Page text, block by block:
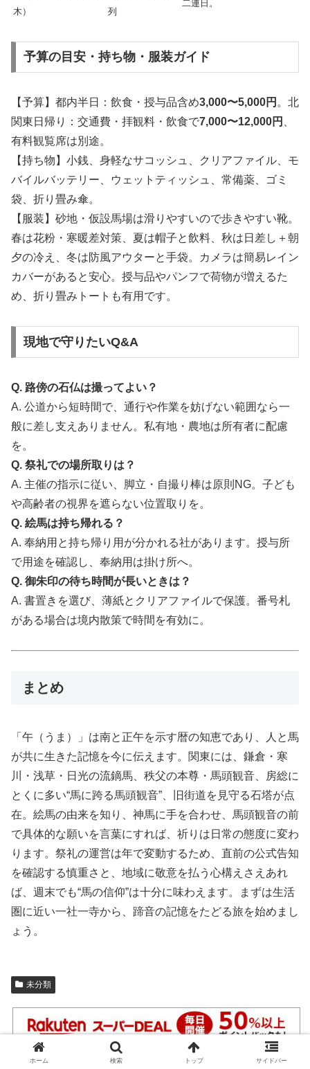
木）
列
二連日。
予算の目安・持ち物・服装ガイド
【予算】都内半日：飲食・授与品含め3,000〜5,000円 。北
関東日帰り：交通費・拝観料・飲食で7,000〜12,000円
有料観覧席は別途。
【持ち物】小銭、身軽なサコッシュ、クリアファイル、モ
バイルバッテリー、ウェットティッシュ、常備薬、ゴミ
袋、折り畳み傘。
【服装】砂地・仮設馬場は滑りやすいので歩きやすい靴。
春は花粉・寒暖差対策、夏は帽子と飲料、秋は日差し＋朝
夕の冷え、冬は防風アウターと手袋。カメラは簡易レイン
カバーがあると安心。授与品やパンフで荷物が増えるた
め、折り畳みトートも有用です。
現地で守りたいQ&A
Q. 路傍の石仏は撮ってよい？
A. 公道から短時間で、通行や作業を妨げない範囲なら一
般に差し支えありません。私有地・農地は所有者に配慮
を。
Q. 祭礼での場所取りは？
A. 主催の指示に従い、脚立・自撮り棒は原則NG。子ども
や高齢者の視界を遮らない位置取りを。
Q. 絵馬は持ち帰れる？
A. 奉納用と持ち帰り用が分かれる社があります。授与所
で用途を確認し、奉納用は掛け所へ。
Q. 御朱印の待ち時間が長いときは？
A. 書置きを選び、薄紙とクリアファイルで保護。番号札
がある場合は境内散策で時間を有効に。
まとめ
「午（うま）」は南と正午を示す暦の知恵であり、人と馬
が共に生きた記憶を今に伝えます。関東には、鎌倉・寒
川・浅草・日光の流鏑馬、秩父の本尊・馬頭観音、房総に
とくに多い“馬に跨る馬頭観音”、旧街道を見守る石塔が点
在。絵馬の由来を知り、神馬に手を合わせ、馬頭観音の前
で具体的な願いを言葉にすれば、祈りは日常の態度に変わ
ります。祭礼の運営は年で変動するため、直前の公式告知
を確認する慎重さと、地域に敬意を払う心構えさえあれ
ば、週末でも“馬の信仰”は十分に味わえます。まずは生活
圏に近い一社一寺から、蹄音の記憶をたどる旅を始めまし
ょう。
未分類
ホーム 検索 トップ サイドバー